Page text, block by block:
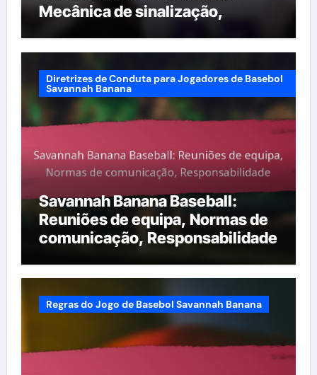
Mecânica de sinalização,
Decisões, Comunicação
Diretrizes de Conduta para Jogadores de Basebol
Savannah Banana
Savannah Banana Baseball:
Reuniões de equipa, Normas de
comunicação, Responsabilidade
Regras do Jogo de Basebol Savannah Banana